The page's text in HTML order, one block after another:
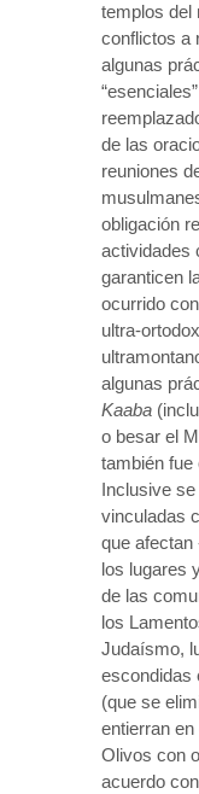
templos del
conflictos a
algunas
de las
reuniones
obligación
actividades
garanticen
ocurrido
ultra-
algunas
Kaaba
o besar el
también fue
Inclusive
vinculadas
que afectan
los lugares
de las
los
Judaísmo,
escondidas
(que se
entierran
Olivos con
acuerdo